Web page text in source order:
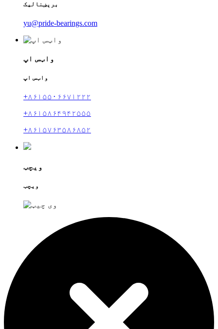
برېښنالیک
yu@pride-bearings.com
واټس اپ
واټس اپ
+۸۶۱۵۵۰۶۶۷۱۲۲۲
+۸۶۱۵۸۶۴۹۴۲۵۵۵
+۸۶۱۵۷۶۳۵۸۶۸۵۲
ویچټ
ویچټ